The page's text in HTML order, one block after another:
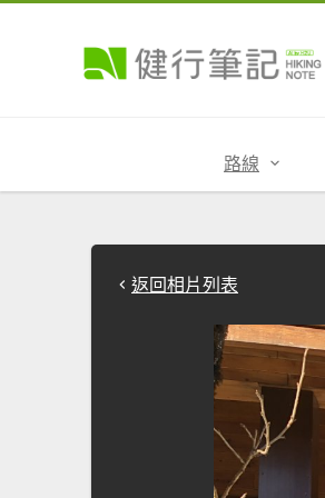
路線
返回相片列表